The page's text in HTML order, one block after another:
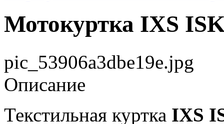
Мотокуртка IXS
pic_53906a3dbe19e.jpg
Описание
Текстильная куртка IXS